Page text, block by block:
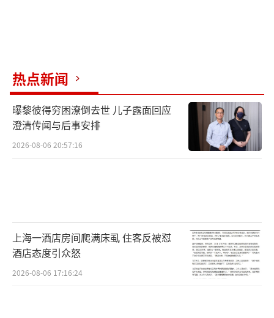
热点新闻
曝黎彼得穷困潦倒去世 儿子露面回应
澄清传闻与后事安排
2026-08-06 20:57:16
上海一酒店房间爬满床虱 住客反被怼
酒店态度引众怒
2026-08-06 17:16:24